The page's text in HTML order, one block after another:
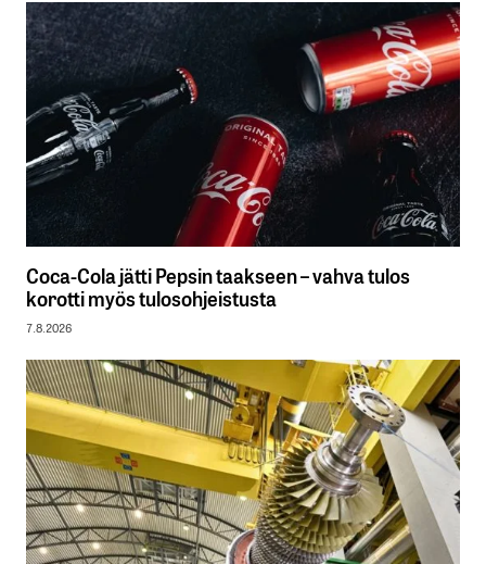
Coca-Cola jätti Pepsin taakseen – vahva tulos
korotti myös tulosohjeistusta
7.8.2026